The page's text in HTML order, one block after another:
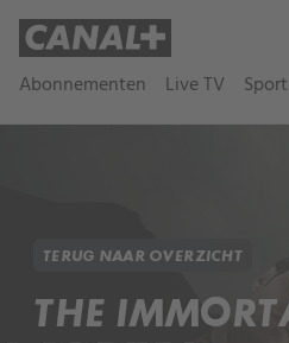
Abonnementen Live TV Sport
TERUG NAAR OVERZICHT
THE